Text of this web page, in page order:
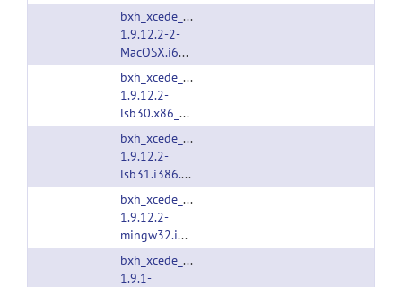
bxh_xcede_tools-
1.9.12.2-2-
MacOSX.i686.tgz
bxh_xcede_tools-
1.9.12.2-
lsb30.x86_64.tgz
bxh_xcede_tools-
1.9.12.2-
lsb31.i386.tgz
bxh_xcede_tools-
1.9.12.2-
mingw32.i386.tgz
bxh_xcede_tools-
1.9.1-